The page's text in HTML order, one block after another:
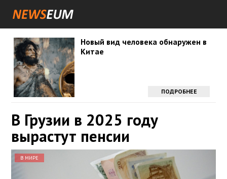
Новый вид человека обнаружен в
Китае
ПОДРОБНЕЕ
В Грузии в 2025 году
вырастут пенсии
В МИРЕ